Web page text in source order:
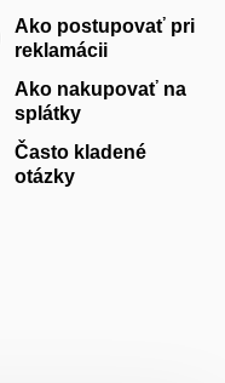
Ako postupovať pri
reklamácii
Ako nakupovať na
splátky
Často kladené
otázky